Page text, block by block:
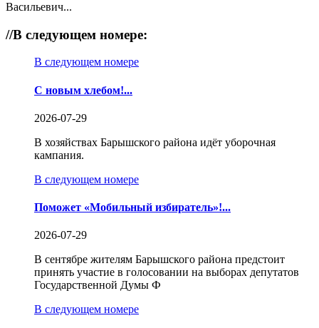
Васильевич...
//В следующем номере:
В следующем номере
С новым хлебом!...
2026-07-29
В хозяйствах Барышского района идёт уборочная
кампания.
В следующем номере
Поможет «Мобильный избиратель»!...
2026-07-29
В сентябре жителям Барышского района предстоит
принять участие в голосовании на выборах депутатов
Государственной Думы Ф
В следующем номере